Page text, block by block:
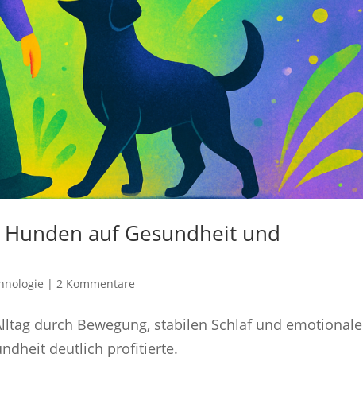
auf Gesundheit und
| 2 Kommentare
durch Bewegung, stabilen Schlaf und emotionale
deutlich profitierte.